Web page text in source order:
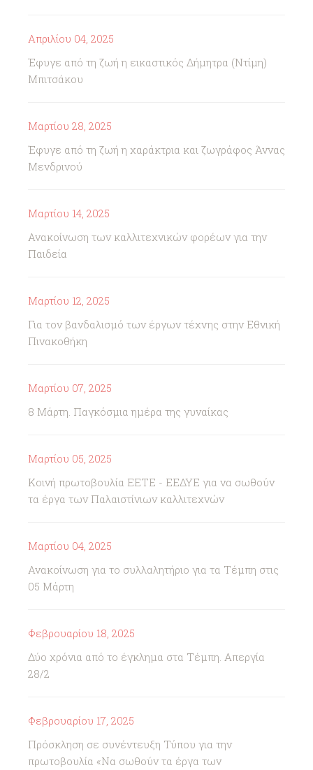
Απριλίου 04, 2025
Έφυγε από τη ζωή η εικαστικός Δήμητρα (Ντίμη)
Μπιτσάκου
Μαρτίου 28, 2025
Έφυγε από τη ζωή η χαράκτρια και ζωγράφος Άννας
Μενδρινού
Μαρτίου 14, 2025
Ανακοίνωση των καλλιτεχνικών φορέων για την
Παιδεία
Μαρτίου 12, 2025
Για τον βανδαλισμό των έργων τέχνης στην Εθνική
Πινακοθήκη
Μαρτίου 07, 2025
8 Μάρτη. Παγκόσμια ημέρα της γυναίκας
Μαρτίου 05, 2025
Κοινή πρωτοβουλία ΕΕΤΕ - ΕΕΔΥΕ για να σωθούν
τα έργα των Παλαιστίνιων καλλιτεχνών
Μαρτίου 04, 2025
Ανακοίνωση για το συλλαλητήριο για τα Τέμπη στις
05 Μάρτη
Φεβρουαρίου 18, 2025
Δύο χρόνια από το έγκλημα στα Τέμπη. Απεργία
28/2
Φεβρουαρίου 17, 2025
Πρόσκληση σε συνέντευξη Τύπου για την
πρωτοβουλία «Να σωθούν τα έργα των